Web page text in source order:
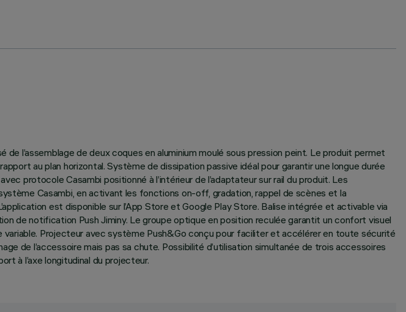
l’assemblage de deux coques en aluminium moulé sous pression peint. Le produit permet
au plan horizontal. Système de dissipation passive idéal pour garantir une longue durée
protocole Casambi positionné à l’intérieur de l’adaptateur sur rail du produit. Les
Casambi, en activant les fonctions on-off, gradation, rappel de scènes et la
est disponible sur l’App Store et Google Play Store. Balise intégrée et activable via
de notification Push Jiminy. Le groupe optique en position reculée garantit un confort visuel
Projecteur avec système Push&Go conçu pour faciliter et accélérer en toute sécurité
de l’accessoire mais pas sa chute. Possibilité d’utilisation simultanée de trois accessoires
à l’axe longitudinal du projecteur.